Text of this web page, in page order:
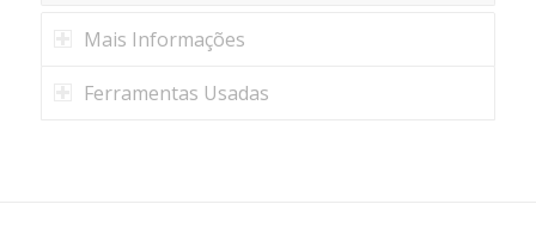
Mais Informações
Ferramentas Usadas